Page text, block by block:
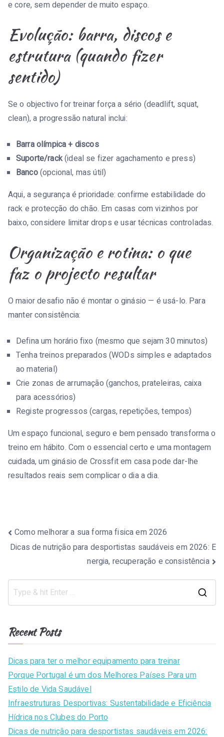
e core, sem depender de muito espaço.
Evolução: barra, discos e
estrutura (quando fizer
sentido)
Se o objectivo for treinar força a sério (deadlift, squat,
clean), a progressão natural inclui:
Barra olímpica + discos
Suporte/rack(ideal se fizer agachamento e press)
Banco(opcional, mas útil)
Aqui, a segurança é prioridade: confirme estabilidade do
rack e protecção do chão. Em casas com vizinhos por
baixo, considere limitar drops e usar técnicas controladas.
Organização e rotina: o que
faz o projecto resultar
O maior desafio não é montar o ginásio — é usá-lo. Para
manter consistência:
Defina um horário fixo (mesmo que sejam 30 minutos)
Tenha treinos preparados (WODs simples e adaptados
ao material)
Crie zonas de arrumação (ganchos, prateleiras, caixa
para acessórios)
Registe progressos (cargas, repetições, tempos)
Um espaço funcional, seguro e bem pensado transforma o
treino em hábito. Com o essencial certo e uma montagem
cuidada, um ginásio de Crossfit em casa pode dar-lhe
resultados reais sem complicar o dia a dia.
Post
navigation
Como melhorar a sua forma fisica em 2026
Dicas de nutrição para desportistas saudáveis em 2026: E
nergia, recuperação e consistência
r
Recent Posts
Dicas para ter o melhor equipamento para treinar
Porque Portugal é um dos Melhores Países Para um
Estilo de Vida Saudável
Infraestruturas Desportivas: Sustentabilidade e Eficiência
Hídrica nos Clubes do Porto
Dicas de nutrição para desportistas saudáveis em 2026: